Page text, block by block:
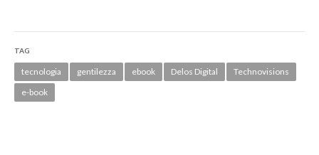
TAG
tecnologia gentilezza ebook Delos Digital
Technovisions
e-book